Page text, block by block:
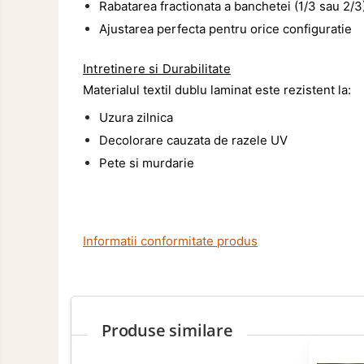
Produse de Iarna
Produse de Vara
Rabatarea fractionata a banchetei (1/3 sau 2/
Ajustarea perfecta pentru orice configuratie
Intretinere si Durabilitate
Materialul textil dublu laminat este rezistent la:
Uzura zilnica
Decolorare cauzata de razele UV
Pete si murdarie
Informatii conformitate produs
Produse similare